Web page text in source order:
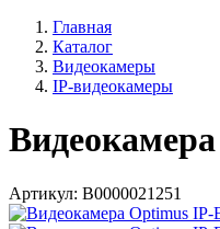
Главная
Каталог
Видеокамеры
IP-видеокамеры
Артикул: В0000021251